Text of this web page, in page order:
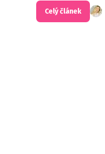
Celý článek